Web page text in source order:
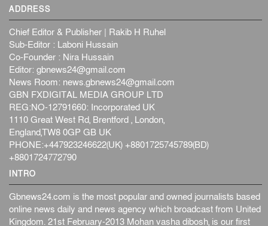
ADDRESS
Chief Editor & Publisher | Rakib H Ruhel
Sub-Editor : Laboni Hussain
Co-Founder : Nira Hussain
Editor: gbnews24@gmail.com
News Room: news.gbnews24@gmail.com
GBN FXDIGITAL MEDIA GROUP LTD
REG:NO-12791660: Incorporated UK
1110 Great West Rd, Brentford , London,
England,TW8 0GP GB UK
PHONE:+447923246622(UK) +8801725745789(BD)
+8801724772790
INTRO
Gbnews24.com is the most popular and owned journalists based
online news daily and news agency which broadcast from United
Kingdom. 21st February-2013 Mohan vasha dibosh, is our first